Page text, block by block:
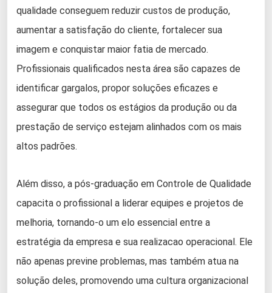
qualidade conseguem reduzir custos de produção,
aumentar a satisfação do cliente, fortalecer sua
imagem e conquistar maior fatia de mercado.
Profissionais qualificados nesta área são capazes de
identificar gargalos, propor soluções eficazes e
assegurar que todos os estágios da produção ou da
prestação de serviço estejam alinhados com os mais
altos padrões.
Além disso, a pós-graduação em Controle de Qualidade
capacita o profissional a liderar equipes e projetos de
melhoria, tornando-o um elo essencial entre a
estratégia da empresa e sua realizacao operacional. Ele
não apenas previne problemas, mas também atua na
solução deles, promovendo uma cultura organizacional